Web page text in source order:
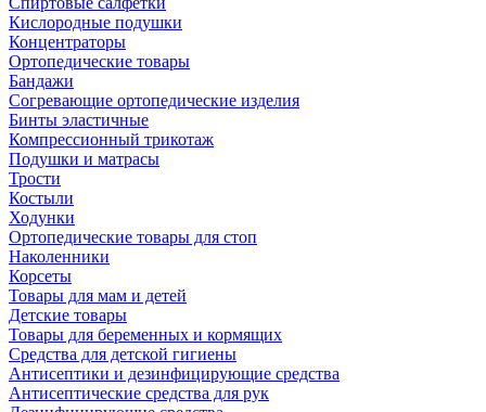
Кислородные подушки
Концентраторы
Ортопедические товары
Бандажи
Согревающие ортопедические изделия
Бинты эластичные
Компрессионный трикотаж
Подушки и матрасы
Трости
Костыли
Ходунки
Ортопедические товары для стоп
Наколенники
Корсеты
Товары для мам и детей
Детские товары
Товары для беременных и кормящих
Средства для детской гигиены
Антисептики и дезинфицирующие средства
Антисептические средства для рук